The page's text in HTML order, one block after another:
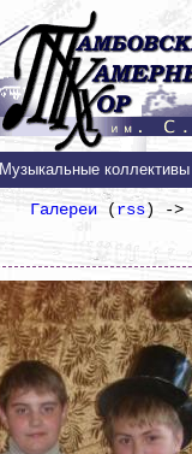
Музыкальные коллективы
Галереи(rss) ->